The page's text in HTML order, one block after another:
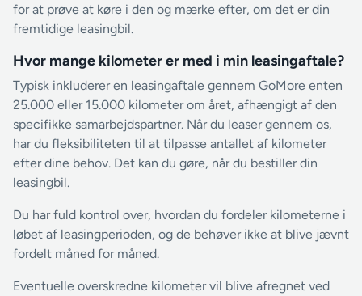
for at prøve at køre i den og mærke efter, om det er din
fremtidige leasingbil.
Hvor mange kilometer er med i min leasingaftale?
Typisk inkluderer en leasingaftale gennem GoMore enten
25.000 eller 15.000 kilometer om året, afhængigt af den
specifikke samarbejdspartner. Når du leaser gennem os,
har du fleksibiliteten til at tilpasse antallet af kilometer
efter dine behov. Det kan du gøre, når du bestiller din
leasingbil.
Du har fuld kontrol over, hvordan du fordeler kilometerne i
løbet af leasingperioden, og de behøver ikke at blive jævnt
fordelt måned for måned.
Eventuelle overskredne kilometer vil blive afregnet ved